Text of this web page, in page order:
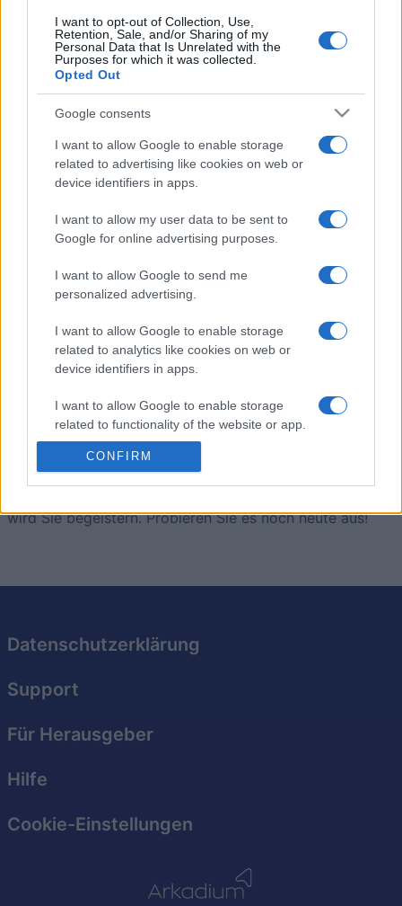
I want to opt-out of Collection, Use,
Retention, Sale, and/or Sharing of my
Personal Data that Is Unrelated with the
Purposes for which it was collected.
Opted Out
Google consents
I want to allow Google to enable storage
related to advertising like cookies on web or
device identifiers in apps.
I want to allow my user data to be sent to
Google for online advertising purposes.
I want to allow Google to send me
personalized advertising.
I want to allow Google to enable storage
related to analytics like cookies on web or
device identifiers in apps.
I want to allow Google to enable storage
related to functionality of the website or app.
I want to allow Google to enable storage
I want to allow Google to enable storage
CONFIRM
Easy Crossword Überblick
Suchen Sie ein schnelles, kostenloses und einfaches
Online-Kreuzworträtsel? Dann sind Sie hier genau richtig!
Verbessern Sie Ihre Fähigkeiten mit diesem kostenlosen,
täglich von Stan Newman, Amerikas führendem
Experten für Kreuzworträtsel, bearbeiteten
Kreuzworträtsel. Er bietet Ihnen die angenehmste
Jedes von Stans einfachen Kreuzworträtseln hat ein
Hinweise und verzichtet weitgehend auf Wissensfragen.
Daher eignen sie sich hervorragend für Anfänger, für
Erwachsene, die gemeinsam mit Kindern rätseln
möchten, oder für alle, die eine kurze und unterhaltsame
wird Sie begeistern. Probieren Sie es noch heute aus!
Datenschutzerklärung
Support
Für Herausgeber
Hilfe
Cookie-Einstellungen